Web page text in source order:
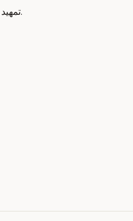
تمهيد لمفاهيم لاحقة مثل تمدد الأشعة والأشعة الواحدية والارتباط الخطي.